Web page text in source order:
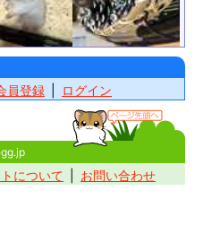
員登録 ログイン
について お問い合わせ